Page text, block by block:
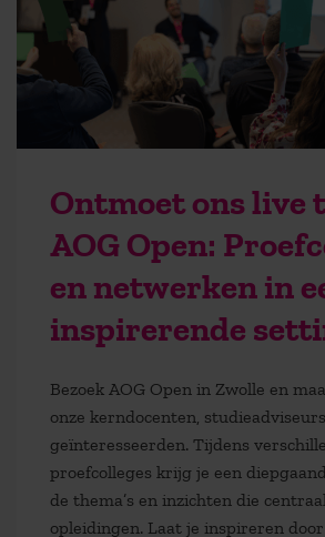
Ontmoet ons live
AOG Open:
en netwerken in
inspirerende
Bezoek AOG Open in Zwolle en
onze kerndocenten,
geïnteresseerden. Tijdens
proefcolleges krijg je een
de thema’s en inzichten die
opleidingen. Laat je inspireren